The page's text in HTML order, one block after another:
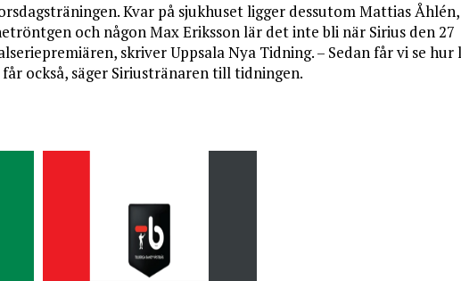
Kvar på sjukhuset ligger dessutom Mattias
och någon Max Eriksson lär det inte bli när Sirius den 27
skriver Uppsala Nya Tidning. – Sedan får vi se hur
också, säger Siriustränaren till tidningen.